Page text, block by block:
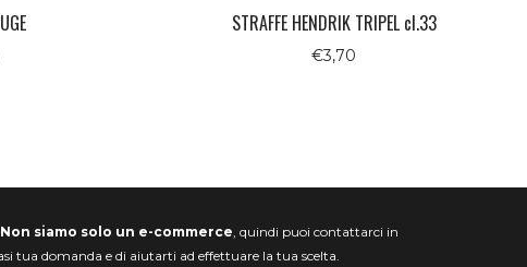
STRAFFE HENDRIK TRIPEL cl.33
€3,70
Non siamo solo un e-commerce, quindi puoi contattarci in
tua domanda e di aiutarti ad effettuare la tua scelta.